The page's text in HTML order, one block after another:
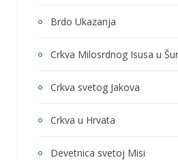
Brdo Ukazanja
Crkva Milosrdnog Isusa u
Crkva svetog Jakova
Crkva u Hrvata
Devetnica svetoj Misi